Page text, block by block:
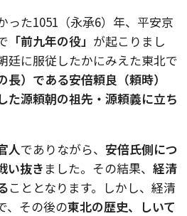
った1051（永承6）年、平安京
「前九年の役」 が起こりまし
廷に服従したかにみえた東北で
長）である安倍頼良（頼時）
た源頼朝の祖先・源頼義に立ち
人でありながら、 安倍氏側につ
い抜きました。その結果、 経清
こととなります。しかし、経清
、その後の東北の歴史、しいて